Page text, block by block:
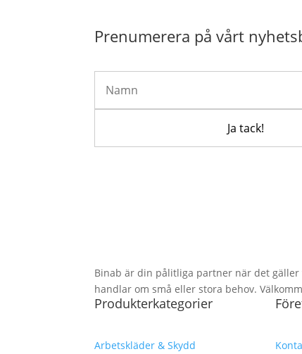
Prenumerera på vårt
Binab är din pålitliga partner när det
handlar om små eller stora behov.
Produkterkategorier
Arbetskläder & Skydd